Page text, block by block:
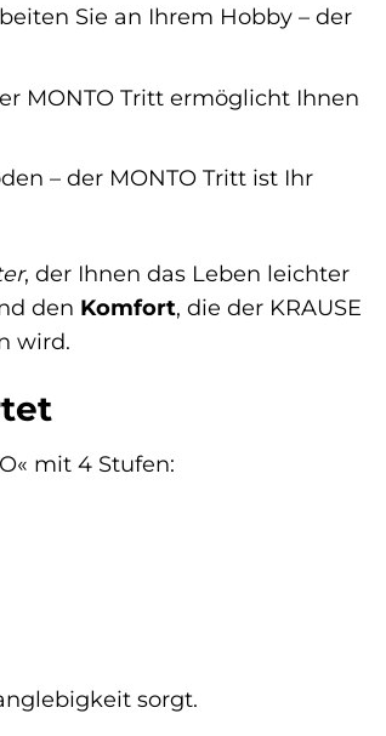
Sie an Ihrem Hobby – der
MONTO Tritt ermöglicht Ihnen
– der MONTO Tritt ist Ihr
, der Ihnen das Leben leichter
den Komfort, die der KRAUSE
wird.
mit 4 Stufen:
sorgt.